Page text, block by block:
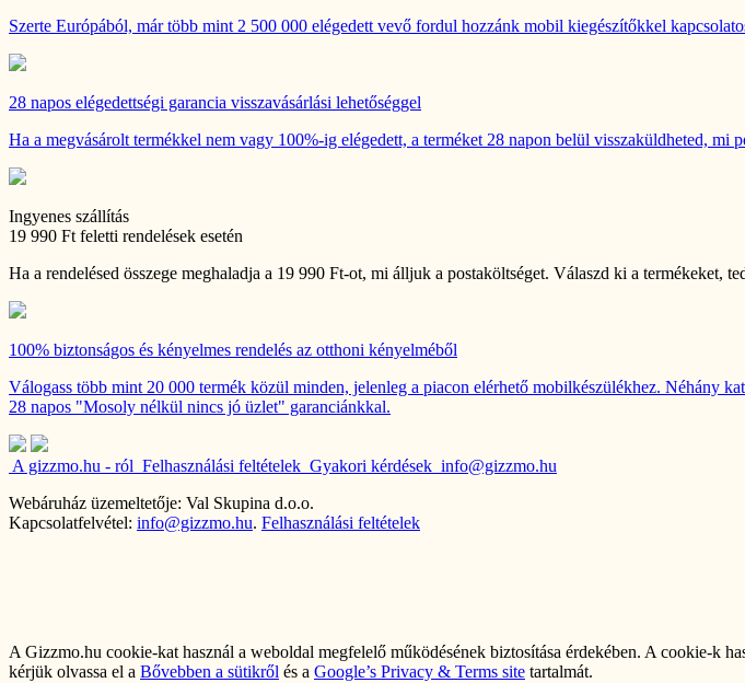
Szerte Európából, már több mint 2 500 000 elégedett vevő fordul hozzánk mobil kiegészítőkkel
28 napos elégedettségi garancia visszavásárlási lehetőséggel
Ha a megvásárolt termékkel nem vagy 100%-ig elégedett, a terméket 28 napon belül visszaküldheted, mi
Ingyenes szállítás
19 990 Ft feletti rendelések esetén
Ha a rendelésed összege meghaladja a 19 990 Ft-ot, mi álljuk a postaköltséget. Válaszd ki a termékeket,
100% biztonságos és kényelmes rendelés az otthoni kényelméből
Válogass több mint 20 000 termék közül minden, jelenleg a piacon elérhető mobilkészülékhez. Néhány
28 napos "Mosoly nélkül nincs jó üzlet" garanciánkkal.
A gizzmo.hu - ról Felhasználási feltételek Gyakori kérdések info@gizzmo.hu
Webáruház üzemeltetője: Val Skupina d.o.o.
Kapcsolatfelvétel: info@gizzmo.hu. Felhasználási feltételek
A Gizzmo.hu cookie-kat használ a weboldal megfelelő működésének biztosítása érdekében. A cookie-k
kérjük olvassa el a Bővebben a sütikről és a Google’s Privacy & Terms site tartalmát.